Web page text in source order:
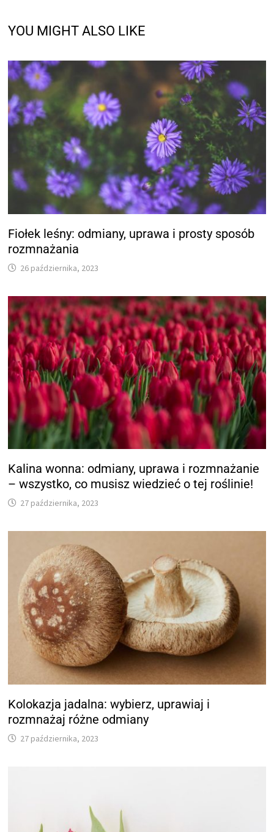
YOU MIGHT ALSO LIKE
Fiołek leśny: odmiany, uprawa i prosty sposób
rozmnażania
26 października, 2023
Kalina wonna: odmiany, uprawa i rozmnażanie
– wszystko, co musisz wiedzieć o tej roślinie!
27 października, 2023
Kolokazja jadalna: wybierz, uprawiaj i
rozmnażaj różne odmiany
27 października, 2023